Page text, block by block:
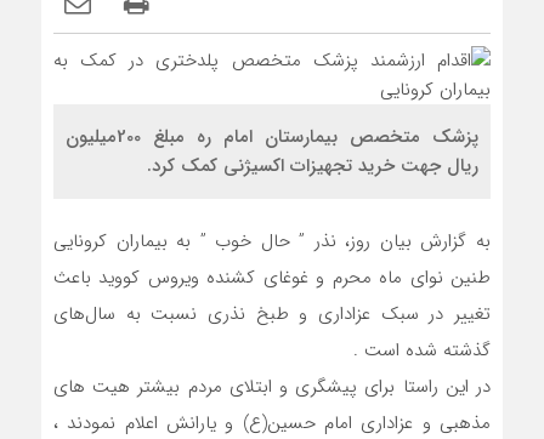
پزشک متخصص بیمارستان امام ره مبلغ 200میلیون
ریال جهت خرید تجهیزات اکسیژنی کمک کرد.
به گزارش بیان روز، نذر ” حال خوب ” به بیماران کرونایی
طنین نوای ماه محرم و غوغای کشنده ویروس کووید باعث
تغییر در سبک عزاداری و طبخ نذری نسبت به سال‌های
گذشته شده است .
در این راستا برای پیشگری و ابتلای مردم بیشتر هیت های
مذهبی و عزاداری امام حسین(ع) و یارانش اعلام نمودند ،